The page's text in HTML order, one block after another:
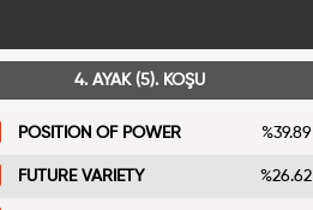
4. AYAK (5). KOŞU
POSITION OF POWER %39.89
FUTURE VARIETY %26.62